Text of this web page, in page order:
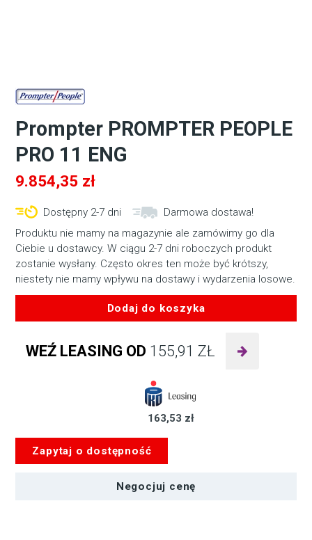
Prompter PROMPTER PEOPLE
PRO 11 ENG
9.854,35 zł
Dostępny 2-7 dni
Darmowa dostawa!
Produktu nie mamy na magazynie ale zamówimy go dla
Ciebie u dostawcy. W ciągu 2-7 dni roboczych produkt
zostanie wysłany. Często okres ten może być krótszy,
niestety nie mamy wpływu na dostawy i wydarzenia losowe.
Dodaj do koszyka
Prompter
PROMPTER
WEŹ LEASING OD 155,91ZŁ
163,53 zł
Zapytaj o dostępność
Negocjuj cenę